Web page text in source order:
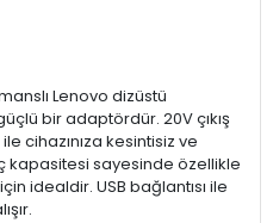
Lenovo dizüstü
bir adaptördür. 20V çıkış
cihazınıza kesintisiz ve
kapasitesi sayesinde özellikle
idealdir. USB bağlantısı ile